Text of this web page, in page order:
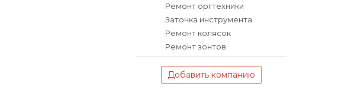
Ремонт оргтехники
Заточка инструмента
Ремонт колясок
Ремонт зонтов
Добавить компанию